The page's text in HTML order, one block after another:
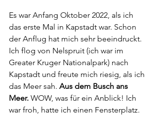
Es war Anfang Oktober 2022, als ich
das erste Mal in Kapstadt war. Schon
der Anflug hat mich sehr beeindruckt.
Ich flog von Nelspruit (ich war im
Greater Kruger Nationalpark) nach
Kapstadt und freute mich riesig, als ich
das Meer sah. Aus dem Busch ans
Meer. WOW, was für ein Anblick! Ich
war froh, hatte ich einen Fensterplatz.